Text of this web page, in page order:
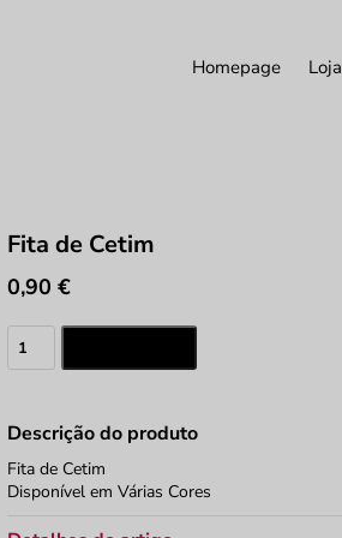
Homepage Loja
Fita de Cetim
0,90€
Quantidade
de
Cetim
Descrição do produto
Fita de Cetim
Disponível em Várias Cores